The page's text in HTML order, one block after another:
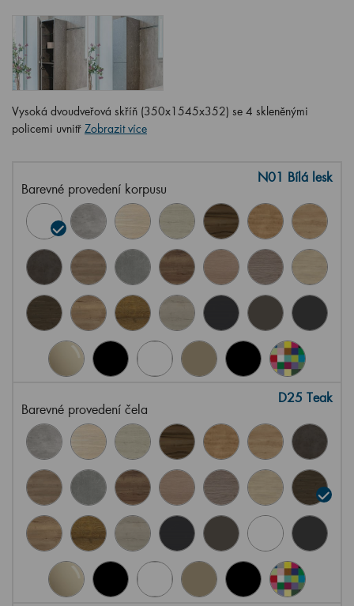
Vysoká dvoudveřová skříň (350x1545x352) se 4 skleněnými
policemi uvnitř Zobrazit více
Barevné provedení korpusu
N01 Bílá lesk
Barevné provedení čela
D25 Teak